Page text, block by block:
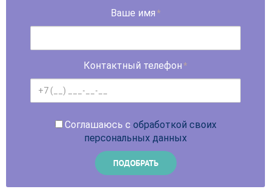
Ваше имя *
Контактный телефон *
Соглашаюсь с обработкой своих
персональных данных